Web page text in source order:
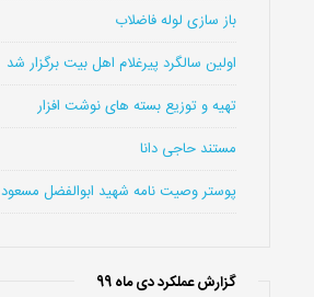
باز سازی لوله فاضلاب
اولین سالگرد پیرغلام اهل بیت برگزار شد
تهیه و توزیع بسته های نوشت افزار
مستند حاجی دانا
پوستر وصیت نامه شهید ابوالفضل مسعود
گزارش عملکرد دی ماه 99